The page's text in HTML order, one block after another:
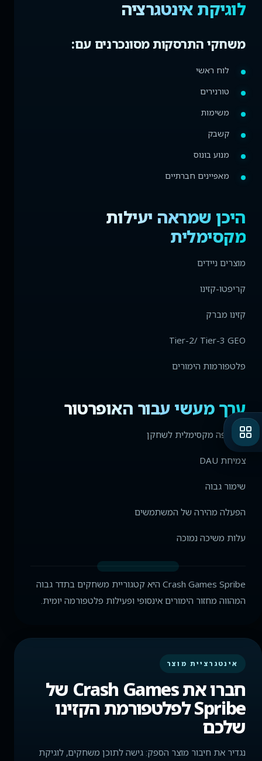
לוגיקת אינטגרציה
משחקי התרסקות מסונכרנים עם:
לוח ראשי
טורנירים
משימות
קשבק
מנוע בונוס
מאפיינים חברתיים
היכן שמראה יעילות
מקסימלית
מוצרים ניידים
קריפטו-קזינו
קזינו מברק
Tier-2/ Tier-3 GEO
פלטפורמות הימורים
ערך מעשי עבור האופרטור
תחלופה מקסימלית לשחקן
צמיחת DAU
שימור גבוה
הפעלה מהירה של המשתמשים
עלות משיכה נמוכה
Crash Games Spribe היא קטגוריית משחקים בתדר גבוה
המהווה מחזור הימורים אינסופי ופעילות פלטפורמה יומית.
אינטגרציית מוצר
חברו את Crash Games של
Spribe לפלטפורמת הקזינו
שלכם
נגדיר את חיבור מוצר הספק: גישה לתוכן משחקים, לוגיקת